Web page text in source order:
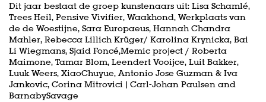
Dit jaar bestaat de groep kunstenaars uit: Lisa Schamlé,
Trees Heil, Pensive Vivifier, Waakhond, Werkplaats van
de de Woestijne, Sara Europaeus, Hannah Chandra
Mahler, Rebecca Lillich Krüger/ Karolina Krynicka, Bai
Li Wiegmans, Sjaid Foncé,Memic project / Roberta
Maimone, Tamar Blom, Leendert Vooijce, Luit Bakker,
Luuk Weers, XiaoChuyue, Antonio Jose Guzman & Iva
Jankovic, Corina Mitrovici | Carl-Johan Paulsen and
BarnabySavage